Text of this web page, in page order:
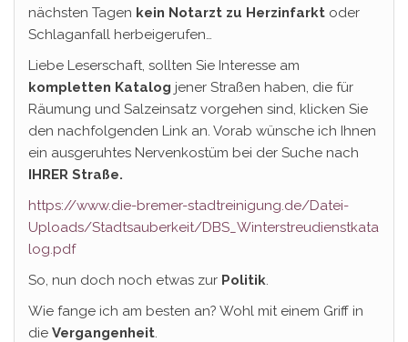
nächsten Tagen kein Notarzt zu Herzinfarkt oder
Schlaganfall herbeigerufen…
Liebe Leserschaft, sollten Sie Interesse am
kompletten Katalog jener Straßen haben, die für
Räumung und Salzeinsatz vorgehen sind, klicken Sie
den nachfolgenden Link an. Vorab wünsche ich Ihnen
ein ausgeruhtes Nervenkostüm bei der Suche nach
IHRER Straße.
https://www.die-bremer-stadtreinigung.de/Datei-
Uploads/Stadtsauberkeit/DBS_Winterstreudienstkata
log.pdf
So, nun doch noch etwas zur Politik.
Wie fange ich am besten an? Wohl mit einem Griff in
die Vergangenheit.